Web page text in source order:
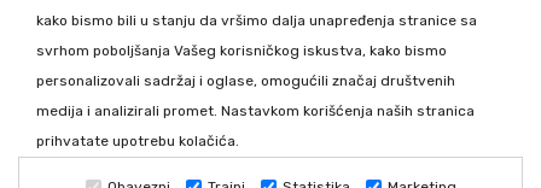
Copyright 2026 © Ehom - Auto boje i lakovi, Sva prava zadržana.
kako bismo bili u stanju da vršimo dalja unapređenja stranice sa
svrhom poboljšanja Vašeg korisničkog iskustva, kako bismo
personalizovali sadržaj i oglase, omogućili značaj društvenih
medija i analizirali promet. Nastavkom korišćenja naših stranica
prihvatate upotrebu kolačića.